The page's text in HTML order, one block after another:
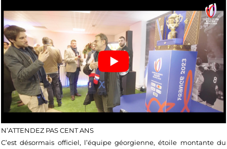
N’ATTENDEZ PAS CENT ANS
C’est désormais officiel, l’équipe géorgienne, étoile montante du